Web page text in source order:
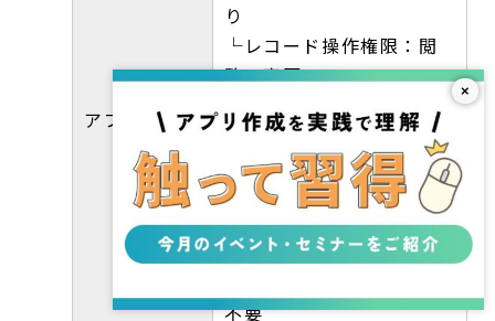
アプリロール
り
└レコード操作権限：閲
覧・変更
ラーメッセージ」、「エ
ラーフラグ」のみ閲覧・
作成
└一括操作権限：設定不
要
不要
×